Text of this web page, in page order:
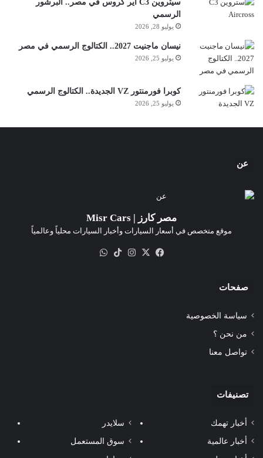
سيتروين C3 آير كروس في مصر.. البرشور
الرسمي
يوليو 28, 2026
نيسان ماجنيت 2027.. الكتالوج الرسمي في مصر
يوليو 25, 2026
كوبرا فورمنتور VZ الجديدة.. الكتالوج الرسمي
يوليو 25, 2026
عن
مصر كارز | Misr Cars
موقع متخصص في أسعار السيارات وأخبار السيارات محلياً وعالمياً
فيسبوك
‫X انستقرام‫TikTok
صفحات
سياسة الخصوصية
من نحن ؟
تواصل معنا
تصنيفات
أخبار تهمك
أخبار عالمية
سلايدر
سوق المستعمل